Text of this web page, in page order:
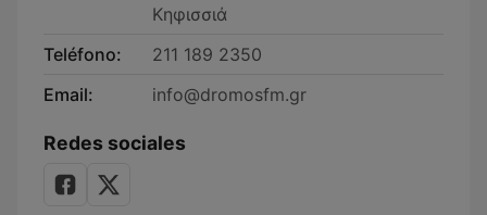
Κηφισσιά
Teléfono:
211 189 2350
Email:
info@dromosfm.gr
Redes sociales